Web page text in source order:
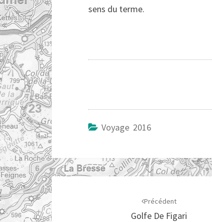
sens du terme.
Voyage 2016
Navigation
d'article
Précédent
Golfe De Figari